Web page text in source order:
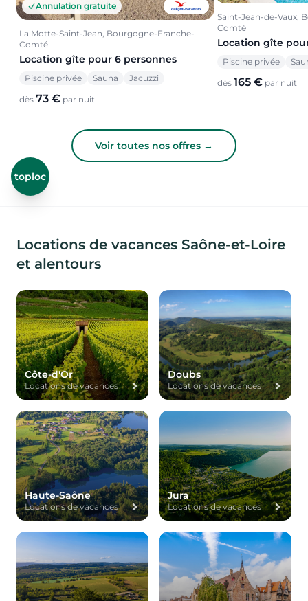
Annulation gratuite
La Motte-Saint-Jean, Bourgogne-Franche-
Comté
Location gîte pour 6 personnes
Piscine privée Sauna Jacuzzi
dès 73 € par nuit
Saint-Jean-de-Vaux,
Comté
Location gîte
Piscine privée
dès 165 € par nuit
Voir toutes nos offres →
toploc
Locations de vacances Saône-et-Loire
et alentours
Côte-d'Or
Locations de vacances
Doubs
Locations de vacances
Haute-Saône
Locations de vacances
Jura
Locations de vacances